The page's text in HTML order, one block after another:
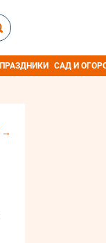
ПРАЗДНИКИ САД И